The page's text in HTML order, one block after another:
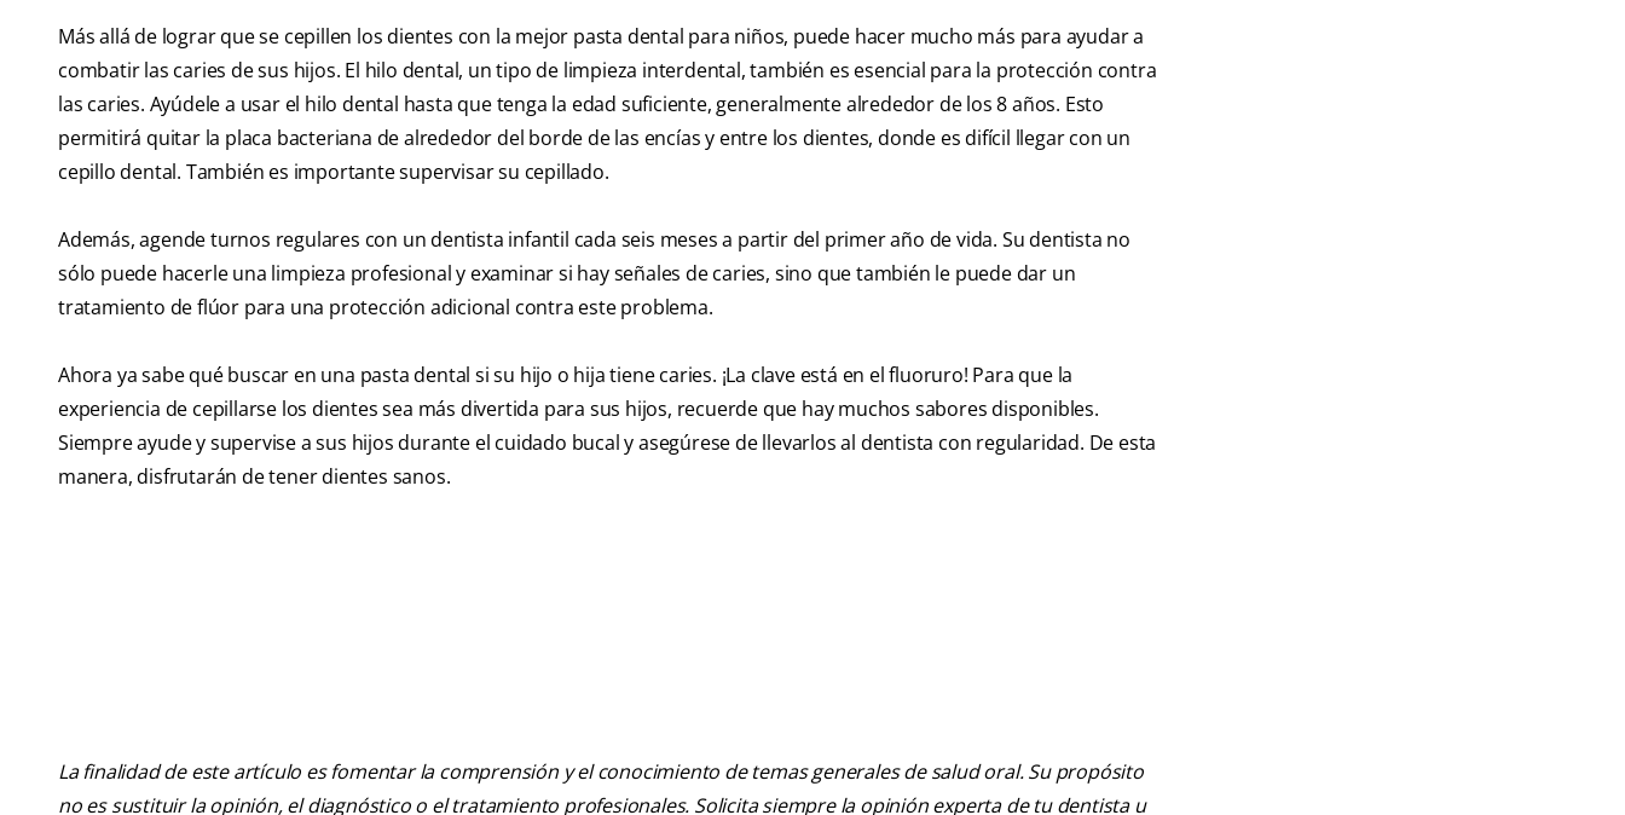
Más allá de lograr que se cepillen los dientes con la mejor pasta dental para niños, puede hacer mucho más para ayudar a
combatir las caries de sus hijos. El hilo dental, un tipo de limpieza interdental, también es esencial para la protección contra
las caries. Ayúdele a usar el hilo dental hasta que tenga la edad suficiente, generalmente alrededor de los 8 años. Esto
permitirá quitar la placa bacteriana de alrededor del borde de las encías y entre los dientes, donde es difícil llegar con un
cepillo dental. También es importante supervisar su cepillado.
Además, agende turnos regulares con un dentista infantil cada seis meses a partir del primer año de vida. Su dentista no
sólo puede hacerle una limpieza profesional y examinar si hay señales de caries, sino que también le puede dar un
tratamiento de flúor para una protección adicional contra este problema.
Ahora ya sabe qué buscar en una pasta dental si su hijo o hija tiene caries. ¡La clave está en el fluoruro! Para que la
experiencia de cepillarse los dientes sea más divertida para sus hijos, recuerde que hay muchos sabores disponibles.
Siempre ayude y supervise a sus hijos durante el cuidado bucal y asegúrese de llevarlos al dentista con regularidad. De esta
manera, disfrutarán de tener dientes sanos.
La finalidad de este artículo es fomentar la comprensión y el conocimiento de temas generales de salud oral. Su propósito
no es sustituir la opinión, el diagnóstico o el tratamiento profesionales. Solicita siempre la opinión experta de tu dentista u